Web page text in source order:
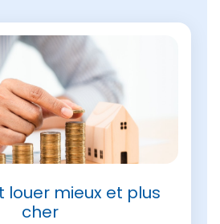
louer mieux et plus
cher